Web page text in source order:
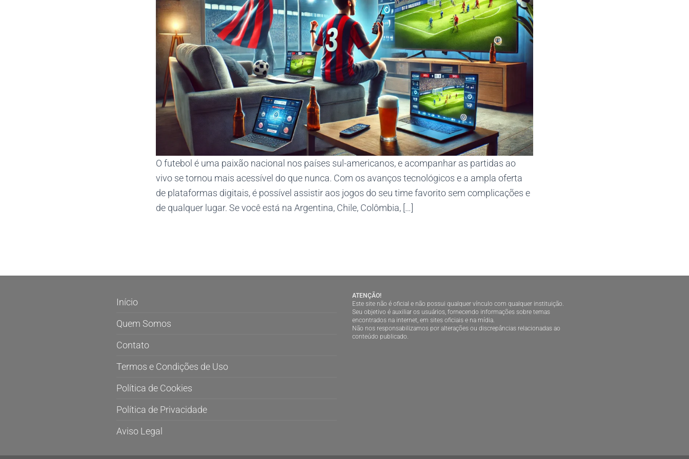
O futebol é uma paixão nacional nos países sul-americanos, e acompanhar as partidas ao
vivo se tornou mais acessível do que nunca. Com os avanços tecnológicos e a ampla oferta
de plataformas digitais, é possível assistir aos jogos do seu time favorito sem complicações e
de qualquer lugar. Se você está na Argentina, Chile, Colômbia, […]
Início
Quem Somos
Contato
Termos e Condições de Uso
Política de Cookies
Política de Privacidade
Aviso Legal
ATENÇÃO!
Este site não é oficial e não possui qualquer vínculo com qualquer instituição.
Seu objetivo é auxiliar os usuários, fornecendo informações sobre temas
encontrados na internet, em sites oficiais e na mídia.
Não nos responsabilizamos por alterações ou discrepâncias relacionadas ao
conteúdo publicado.